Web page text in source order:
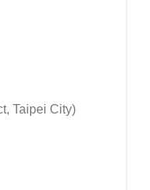
Taipei City)